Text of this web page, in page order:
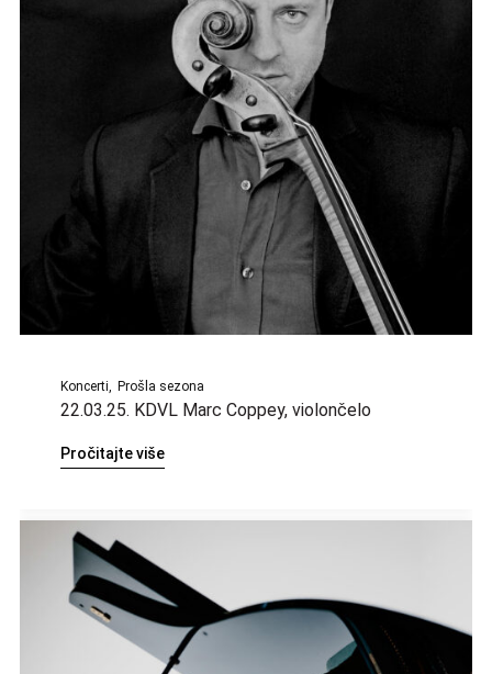
Koncerti Prošla sezona
22.03.25. KDVL Marc Coppey, violončelo
Pročitajte više